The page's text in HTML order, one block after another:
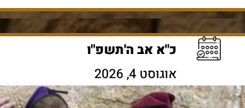
כ"א אב ה'תשפ"ו
אוגוסט 4, 2026